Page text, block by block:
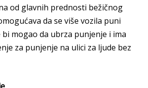
od glavnih prednosti bežičnog
da se više vozila puni
mogao da ubrza punjenje i ima
za punjenje na ulici za ljude bez